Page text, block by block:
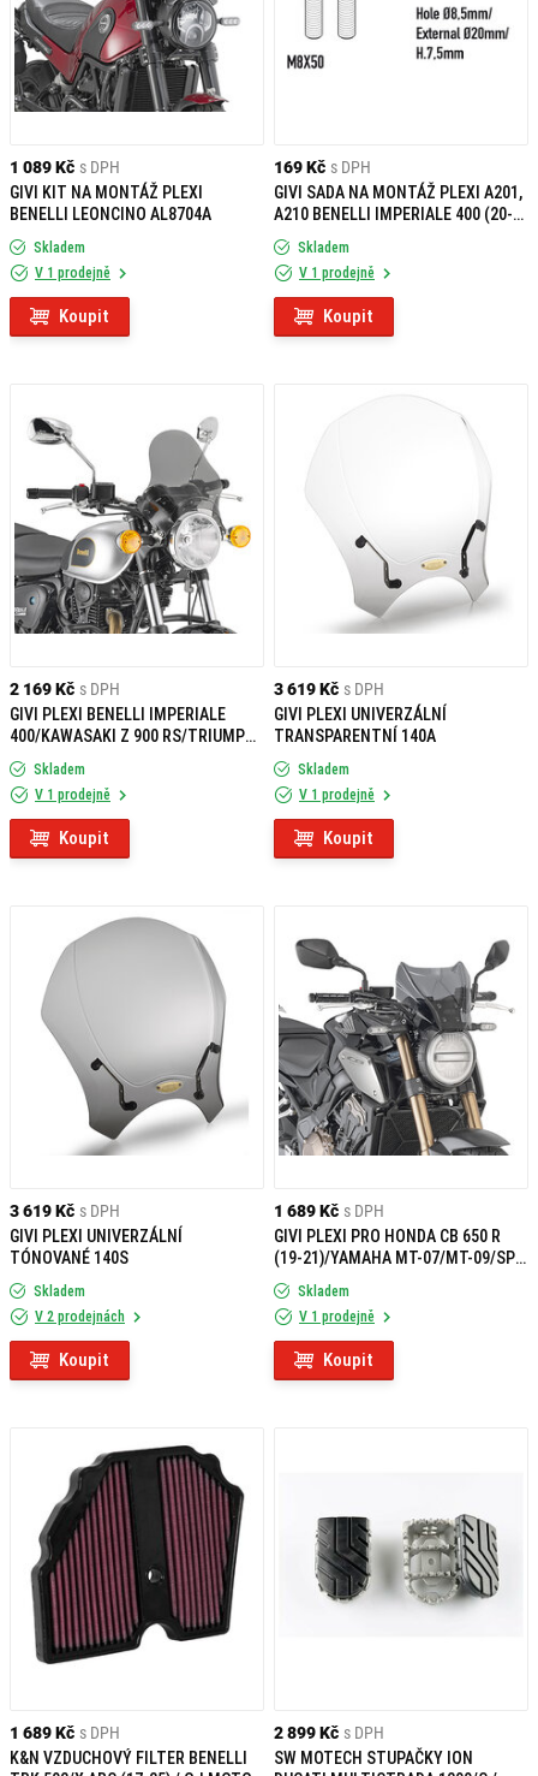
1 089 Kč s DPH
GIVI KIT NA MONTÁŽ PLEXI
BENELLI LEONCINO AL8704A
Skladem
V 1 prodejně
Koupit
169 Kč s DPH
GIVI SADA NA MONTÁŽ PLEXI A201,
A210 BENELLI IMPERIALE 400 (20-
22) A8707A
Skladem
V 1 prodejně
Koupit
2 169 Kč s DPH
GIVI PLEXI BENELLI IMPERIALE
400/KAWASAKI Z 900 RS/TRIUMPH
SPEED TWIN 1200 A201
Skladem
V 1 prodejně
Koupit
3 619 Kč s DPH
GIVI PLEXI UNIVERZÁLNÍ
TRANSPARENTNÍ 140A
Skladem
V 1 prodejně
Koupit
3 619 Kč s DPH
GIVI PLEXI UNIVERZÁLNÍ
TÓNOVANÉ 140S
Skladem
V 2 prodejnách
Koupit
1 689 Kč s DPH
GIVI PLEXI PRO HONDA CB 650 R
(19-21)/YAMAHA MT-07/MT-09/SP
(21)/CF MOTO 700 CL-X (21) 1173S
Skladem
V 1 prodejně
Koupit
1 689 Kč s DPH
K&N VZDUCHOVÝ FILTER BENELLI
2 899 Kč s DPH
SW MOTECH STUPAČKY ION